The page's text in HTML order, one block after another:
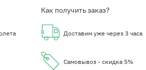
Как получить заказ?
Доставим уже через 3 часа
Самовывоз - скидка 5%